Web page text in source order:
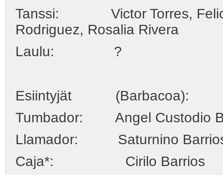
Tanssi: Victor Torres,
Rodriguez, Rosalia Rivera
Laulu: ?
Esiintyjät (Barbacoa):
Tumbador: Angel Custodio
Llamador: Saturnino
Caja*: Cirilo Barrios